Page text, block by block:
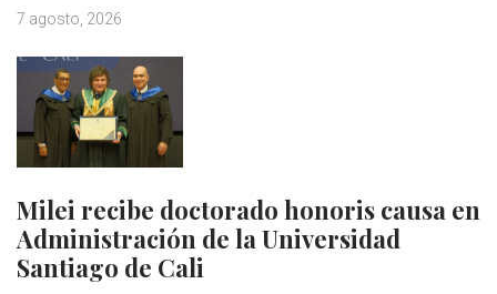
7 agosto, 2026
Milei recibe doctorado honoris causa en
Administración de la Universidad
Santiago de Cali